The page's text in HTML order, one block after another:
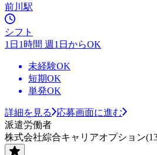
前川駅
シフト
1日1時間 週1日からOK
未経験OK
短期OK
単発OK
詳細を見る
応募画面に進む
派遣労働者
株式会社綜合キャリアオプション